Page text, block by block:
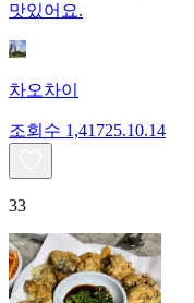
맛있어요.
차오차이
조회수 1,41725.10.14
33